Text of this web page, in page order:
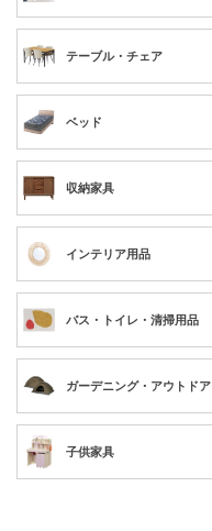
テーブル・チェア
ベッド
収納家具
インテリア用品
バス・トイレ・清掃用品
ガーデニング・アウトドア
子供家具